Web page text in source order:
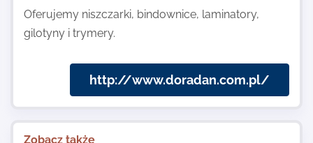
Najnowsze
Oferujemy niszczarki, bindownice, laminatory,
gilotyny i trymery.
http://www.doradan.com.pl/
Zobacz także